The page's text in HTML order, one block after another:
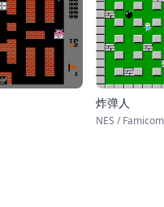
炸弹人
NES / Famicom